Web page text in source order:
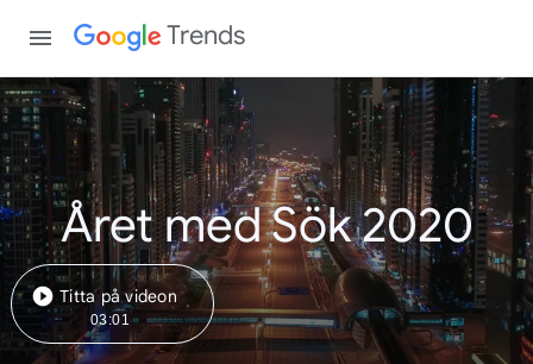
Trends
Året med Sök 2020
Titta på videon
03:01